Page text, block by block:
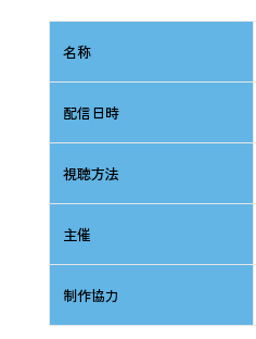
名称
配信日時
視聴方法
主催
制作協力